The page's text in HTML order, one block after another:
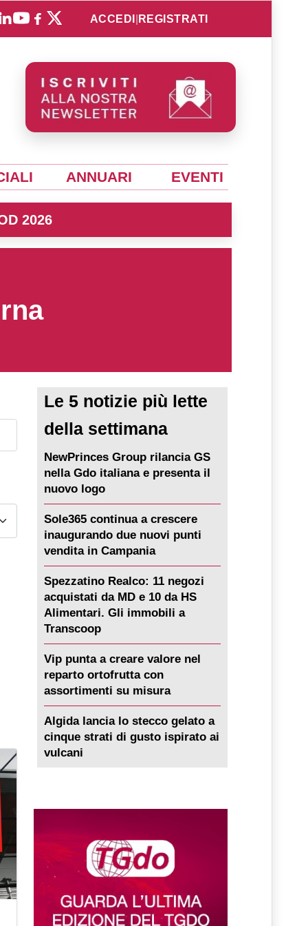
ACCEDI REGISTRATI
ANNUARI EVENTI
2026
Le 5 notizie più lette
della settimana
NewPrinces Group rilancia GS
nella Gdo italiana e presenta il
nuovo logo
Sole365 continua a crescere
inaugurando due nuovi punti
vendita in Campania
Spezzatino Realco: 11 negozi
acquistati da MD e 10 da HS
Alimentari. Gli immobili a
Transcoop
Vip punta a creare valore nel
reparto ortofrutta con
assortimenti su misura
Algida lancia lo stecco gelato a
cinque strati di gusto ispirato ai
vulcani